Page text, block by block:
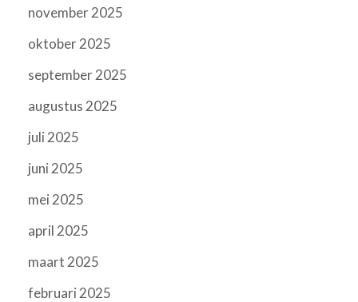
november 2025
oktober 2025
september 2025
augustus 2025
juli 2025
juni 2025
mei 2025
april 2025
maart 2025
februari 2025